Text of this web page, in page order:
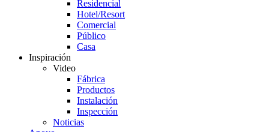
Residencial
Hotel/Resort
Comercial
Público
Casa
Inspiración
Video
Fábrica
Productos
Instalación
Inspección
Noticias